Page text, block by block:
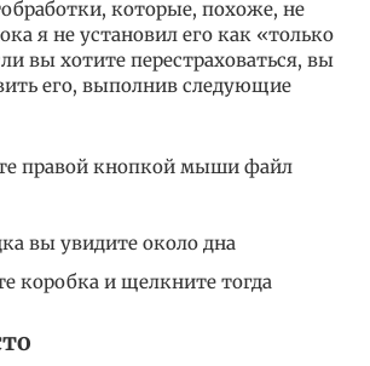
которые, похоже, не
я не установил его как «только
вы хотите перестраховаться, вы
его, выполнив следующие
правой кнопкой мыши файл
вы увидите около дна
коробка и щелкните тогда